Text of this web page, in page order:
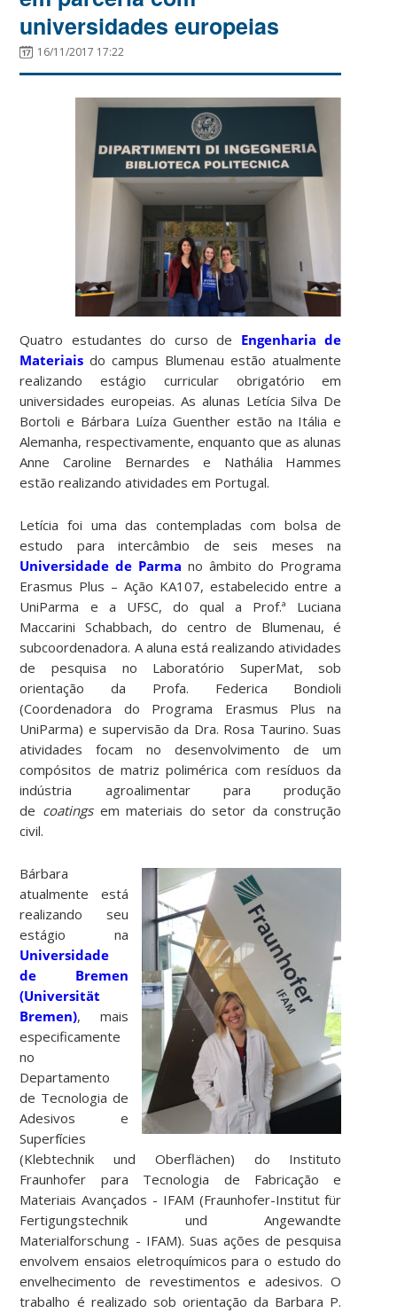
universidades europeias
16/11/2017 17:22
Quatro estudantes do curso de Engenharia de
Materiaisdo campus Blumenau estão atualmente
realizando estágio curricular obrigatório em
universidades europeias. As alunas Letícia Silva De
Bortoli e Bárbara Luíza Guenther estão na Itália e
Alemanha, respectivamente, enquanto que as alunas
Anne Caroline Bernardes e Nathália Hammes
estão realizando atividades em Portugal.
Letícia foi uma das contempladas com bolsa de
estudo para intercâmbio de seis meses na
Universidade de Parma no âmbito do Programa
Erasmus Plus – Ação KA107, estabelecido entre a
UniParma e a UFSC, do qual a Prof.ª Luciana
Maccarini Schabbach, do centro de Blumenau, é
subcoordenadora. A aluna está realizando atividades
de pesquisa no Laboratório SuperMat, sob
orientação da Profa. Federica Bondioli
(Coordenadora do Programa Erasmus Plus na
UniParma) e supervisão da Dra. Rosa Taurino. Suas
atividades focam no desenvolvimento de um
compósitos de matriz polimérica com resíduos da
indústria agroalimentar para produção
de coatingsem materiais do setor da construção
civil.
Bárbara
atualmente está
realizando seu
estágio na
Universidade
de Bremen
(Universität
Bremen), mais
especificamente
no
Departamento
de Tecnologia de
Adesivos e
Superfícies
(Klebtechnik und Oberflächen) do Instituto
Fraunhofer para Tecnologia de Fabricação e
Materiais Avançados - IFAM (Fraunhofer-Institut für
Fertigungstechnik und Angewandte
Materialforschung - IFAM). Suas ações de pesquisa
envolvem ensaios eletroquímicos para o estudo do
envelhecimento de revestimentos e adesivos. O
trabalho é realizado sob orientação da Barbara P.